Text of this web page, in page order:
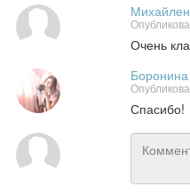
Очень
Спасибо!